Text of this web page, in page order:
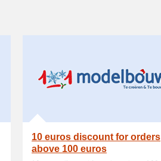
10 euros discount for orders
above 100 euros